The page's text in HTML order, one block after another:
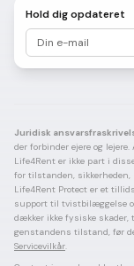
Hold dig opdateret
Juridisk
der forbinder ejere og
Life4Rent er ikke part i
for tilstanden, sikkerheden,
Life4Rent Protect er et
support til tvistbilæggelse
dækker ikke fysiske skader,
genstandens tilstand, før
Servicevilkår.